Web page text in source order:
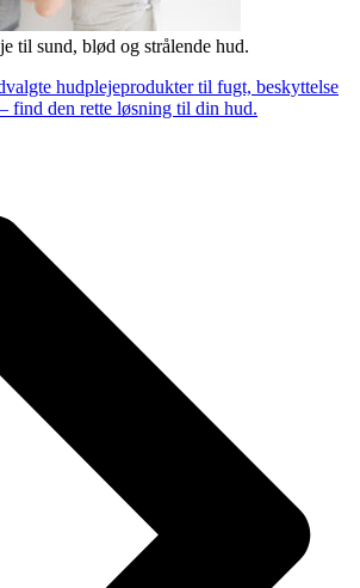
til sund, blød og strålende hud.
hudplejeprodukter til fugt, beskyttelse
find den rette løsning til din hud.